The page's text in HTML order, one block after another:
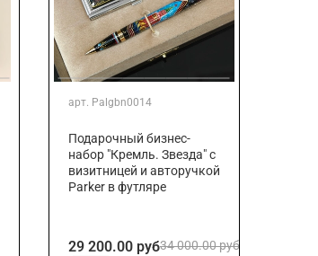
арт. Palgbn0014
Подарочный бизнес-
набор "Кремль. Звезда" с
визитницей и авторучкой
Parker в футляре
29 200.00 руб34 000.00 руб